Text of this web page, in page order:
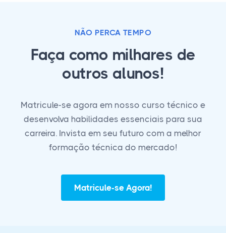
NÃO PERCA TEMPO
Faça como milhares de
outros alunos!
Matricule-se agora em nosso curso técnico e
desenvolva habilidades essenciais para sua
carreira. Invista em seu futuro com a melhor
formação técnica do mercado!
Matricule-se Agora!